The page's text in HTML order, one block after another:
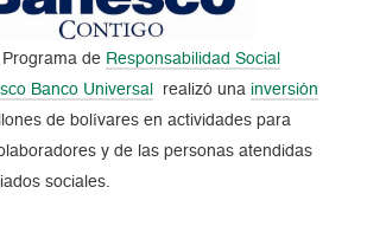
de Responsabilidad Social
Banco Universal realizó unainversión
de bolívares en actividades para
y de las personas atendidas
sociales.